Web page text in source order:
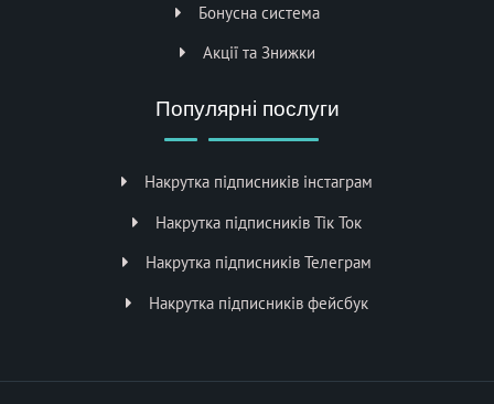
Бонусна система
Акції та Знижки
Популярні послуги
Накрутка підписників інстаграм
Накрутка підписників Тік Ток
Накрутка підписників Телеграм
Накрутка підписників фейсбук